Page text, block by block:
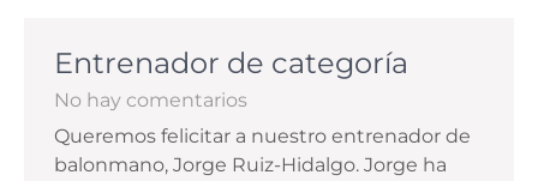
Entrenador de categoría
No hay comentarios
Queremos felicitar a nuestro entrenador de
balonmano, Jorge Ruiz-Hidalgo. Jorge ha